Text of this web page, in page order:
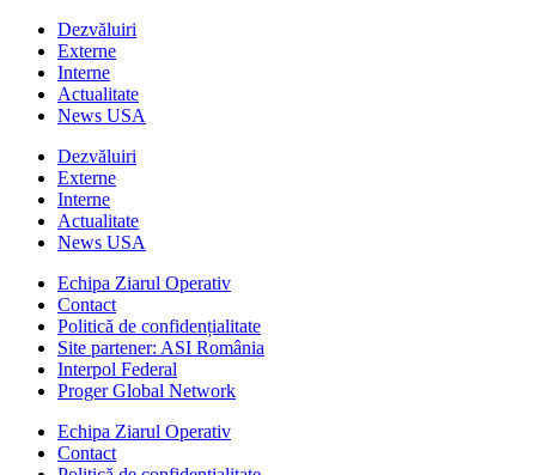
Dezvăluiri
Externe
Interne
Actualitate
News USA
Dezvăluiri
Externe
Interne
Actualitate
News USA
Echipa Ziarul Operativ
Contact
Politică de confidențialitate
Site partener: ASI România
Interpol Federal
Proger Global Network
Echipa Ziarul Operativ
Contact